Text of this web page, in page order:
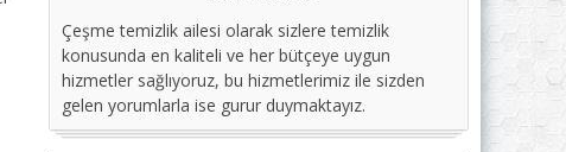
Çeşme temizlik ailesi olarak sizlere temizlik
konusunda en kaliteli ve her bütçeye uygun
hizmetler sağlıyoruz, bu hizmetlerimiz ile sizden
gelen yorumlarla ise gurur duymaktayız.